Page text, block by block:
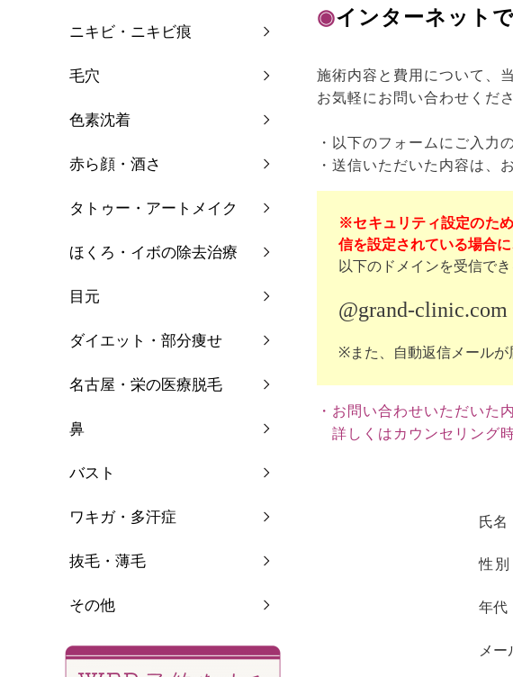
◉インターネット
施術内容と費用について、
お気軽にお問い合わせくださ
・以下のフォームにご入力
・送信いただいた内容は、
※セキュリティ設定のた
信を設定されている場合
以下のドメインを受信で
@grand-clinic.com
※また、自動返信メールが
・お問い合わせいただいた
詳しくはカウンセリング
氏名
性別
年代
メー
ニキビ・ニキビ痕
毛穴
色素沈着
赤ら顔・酒さ
タトゥー・アートメイク
ほくろ・イボの除去治療
目元
ダイエット・部分痩せ
名古屋・栄の医療脱毛
鼻
バスト
ワキガ・多汗症
抜毛・薄毛
その他